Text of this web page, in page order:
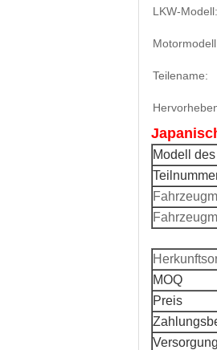
LKW-Modell:
Teilename:
Modell
MOQ
Preis